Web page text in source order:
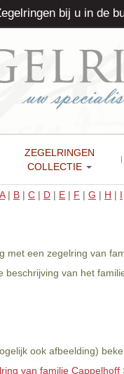
ZEGELRINGEN
COLLECTIE
A| B | C | D | E | F | G | H | I
een zegelring van
van het
ook afbeelding)
van familie Cappelhoff
bij u in de